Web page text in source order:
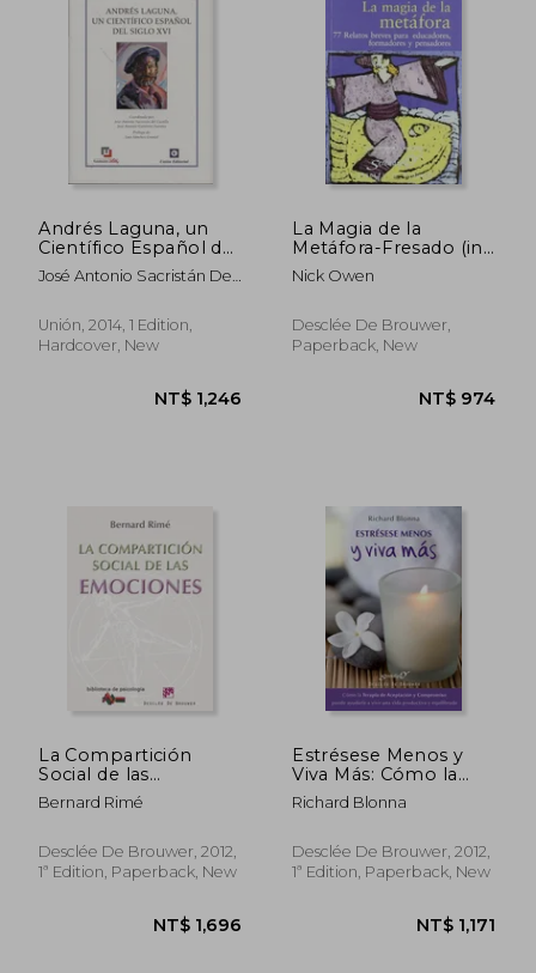
NT$ 1,378
NT$ 1,128
Andrés Laguna, un
Científico Español del
Siglo xvi (in Spanish)
José Antonio Sacristán Del
Gutiérrez Fuentes
Unión, 2014, 1 Edition,
Hardcover, New
La Magia de la
Metáfora-Fresado (in
Spanish)
Nick Owen
Desclée De Brouwer,
Paperback, New
La Compartición
Social de las
Emociones (in
Spanish)
Bernard Rimé
Desclée De Brouwer, 2012,
1ª Edition, Paperback, New
Estrésese Menos y
Viva Más: Cómo la
Terapia de
Aceptación y
Ayudarle a Vivir una
Vida más Productiva y
Richard Blonna
Desclée De Brouwer, 2012,
1ª Edition, Paperback, New